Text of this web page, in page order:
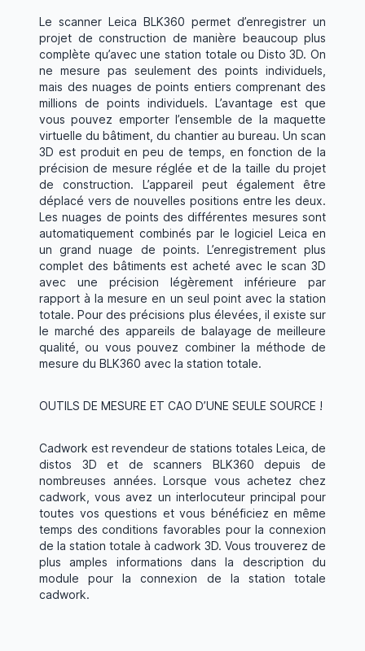
Le scanner Leica BLK360 permet d’enregistrer un
projet de construction de manière beaucoup plus
complète qu’avec une station totale ou Disto 3D. On
ne mesure pas seulement des points individuels,
mais des nuages de points entiers comprenant des
millions de points individuels. L’avantage est que
vous pouvez emporter l’ensemble de la maquette
virtuelle du bâtiment, du chantier au bureau. Un scan
3D est produit en peu de temps, en fonction de la
précision de mesure réglée et de la taille du projet
de construction. L’appareil peut également être
déplacé vers de nouvelles positions entre les deux.
Les nuages de points des différentes mesures sont
automatiquement combinés par le logiciel Leica en
un grand nuage de points. L’enregistrement plus
complet des bâtiments est acheté avec le scan 3D
avec une précision légèrement inférieure par
rapport à la mesure en un seul point avec la station
totale. Pour des précisions plus élevées, il existe sur
le marché des appareils de balayage de meilleure
qualité, ou vous pouvez combiner la méthode de
mesure du BLK360 avec la station totale.
OUTILS DE MESURE ET CAO D’UNE SEULE SOURCE !
Cadwork est revendeur de stations totales Leica, de
distos 3D et de scanners BLK360 depuis de
nombreuses années. Lorsque vous achetez chez
cadwork, vous avez un interlocuteur principal pour
toutes vos questions et vous bénéficiez en même
temps des conditions favorables pour la connexion
de la station totale à cadwork 3D. Vous trouverez de
plus amples informations dans la description du
module pour la connexion de la station totale
cadwork.